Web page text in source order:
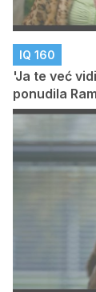
IQ 160
'Ja te već
ponudila